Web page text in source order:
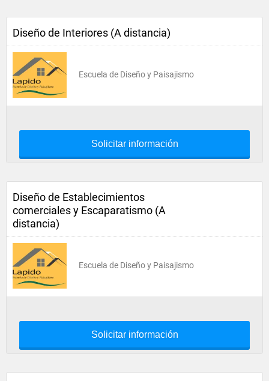
Diseño de Interiores (A distancia)
Escuela de Diseño y Paisajismo
Solicitar información
Diseño de Establecimientos
comerciales y Escaparatismo (A
distancia)
Escuela de Diseño y Paisajismo
Solicitar información